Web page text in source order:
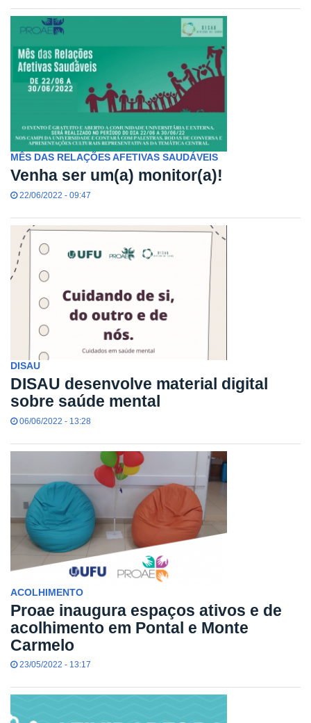
MÊS DAS RELAÇÕES AFETIVAS SAUDÁVEIS
Venha ser um(a) monitor(a)!
22/06/2022 - 09:47
DISAU
DISAU desenvolve material digital
sobre saúde mental
06/06/2022 - 13:28
ACOLHIMENTO
Proae inaugura espaços ativos e de
acolhimento em Pontal e Monte
Carmelo
23/05/2022 - 13:17